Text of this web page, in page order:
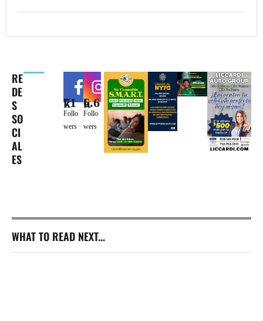
RE
DE
S
SO
CI
AL
ES
71k
Follo
wers
6.6k
Follo
wers
WHAT TO READ NEXT...